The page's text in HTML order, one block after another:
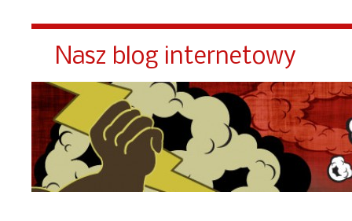
Nasz blog internetowy